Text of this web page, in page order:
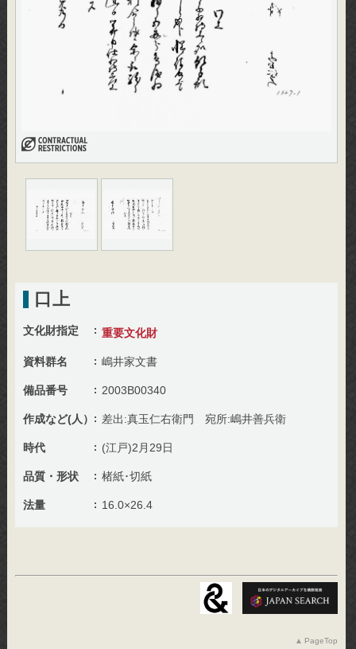
口上
文化財指定 重要文化財
資料群名 嶋井家文書
備品番号 2003B00340
作成など(人） 差出:真玉仁右衛門 宛所:嶋井善兵衛
時代 (江戸)2月29日
品質・形状 楮紙･切紙
法量 16.0×26.4
PageTop